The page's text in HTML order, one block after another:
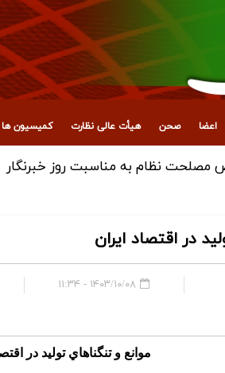
اعضا صحن هیأت عالی نظارت کمیسیون ها
در اقتصاد ايران
۱۴۰۳/۱۰/۰۸ - ۱۱:۳۴
موانع و تنگناهاي توليد در